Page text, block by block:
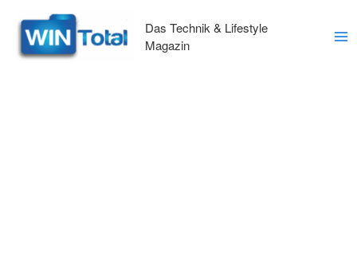
Inhalt
springen
Das Technik & Lifestyle
Magazin